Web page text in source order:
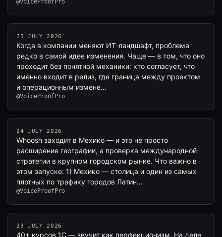
@VoiceProofPro
25 JULY 2026
Когда в компании меняют ИТ-ландшафт, проблема
редко в самой идее изменения. Чаще — в том, что оно
проходит без понятной механики: кто согласует, что
именно входит в релиз, где граница между проектом
и операционным измене…
@VoiceProofPro
24 JULY 2026
Whoosh заходит в Мехико — и это не просто
расширение географии, а проверка международной
стратегии в крупном городском рынке. Что важно в
этом запуске: 1) Мехико — столица и один из самых
плотных по трафику городов Латин…
@VoiceProofPro
23 JULY 2026
40+ курсов 1С — звучит как перфекционизм. На деле